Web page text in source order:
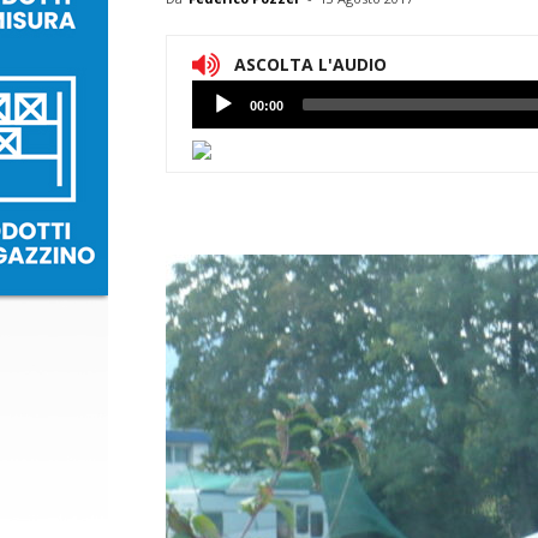
ASCOLTA L'AUDIO
Lettore
Audio
00:00